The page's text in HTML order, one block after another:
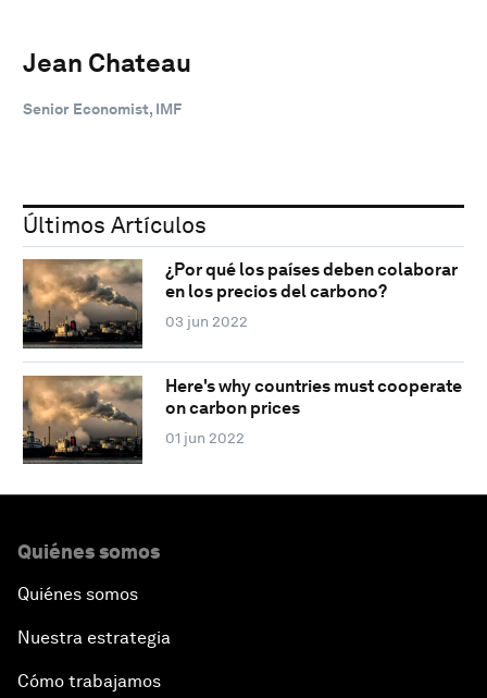
Jean Chateau
Senior Economist, IMF
Últimos Artículos
¿Por qué los países deben colaborar
en los precios del carbono?
03 jun 2022
Here's why countries must cooperate
on carbon prices
01 jun 2022
Quiénes somos
Quiénes somos
Nuestra estrategia
Cómo trabajamos